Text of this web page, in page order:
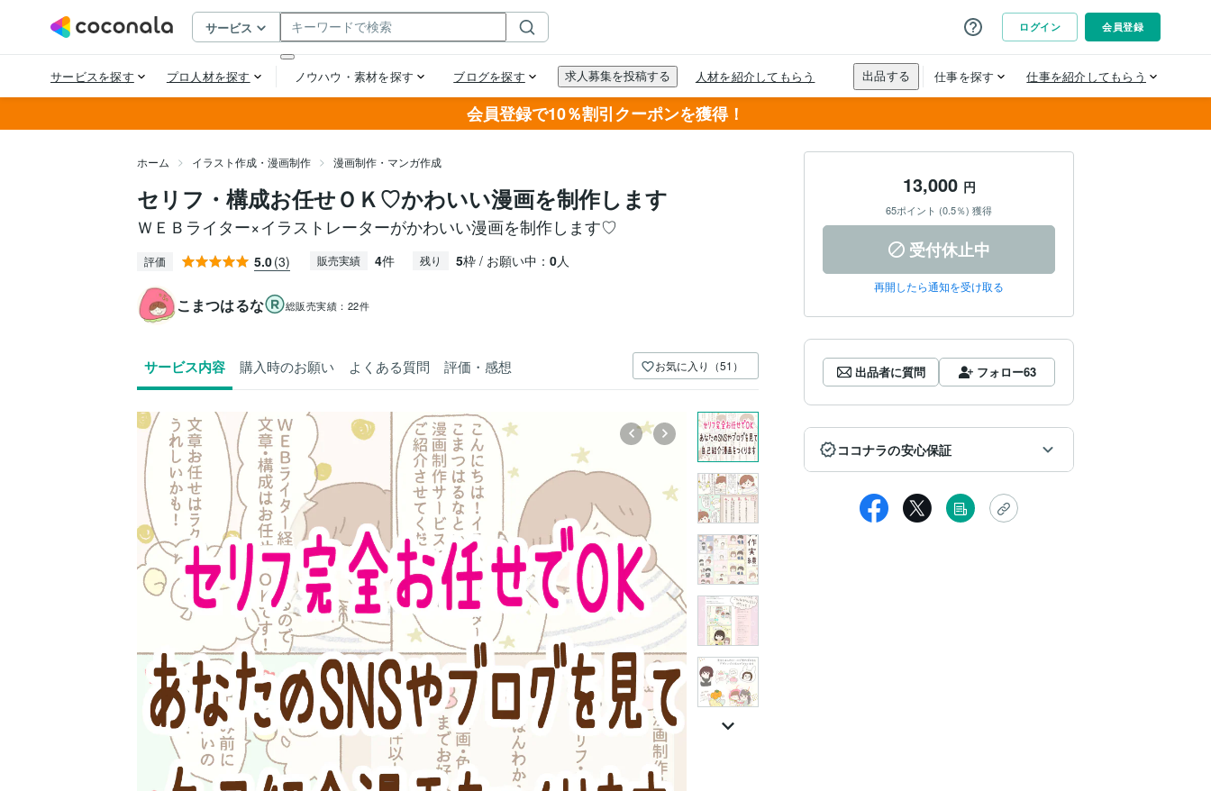
会員登録で10％割引クーポンを獲得！
ホーム イラスト作成・漫画制作 漫画制作・マンガ作成
セリフ・構成お任せＯＫ♡かわいい漫画を制作します
ＷＥＢライター×イラストレーターがかわいい漫画を制作します♡
評価 5.0(3) 販売実績 4件 残り 5枠 / お願い中： 0人
こまつはるな 総販売実績： 22件
サービス内容 購入時のお願い よくある質問 評価・感想 お気に入り（51）
13,000 円
65ポイント (0.5％) 獲得
受付休止中
再開したら通知を受け取る
出品者に質問 フォロー63
ココナラの安心保証